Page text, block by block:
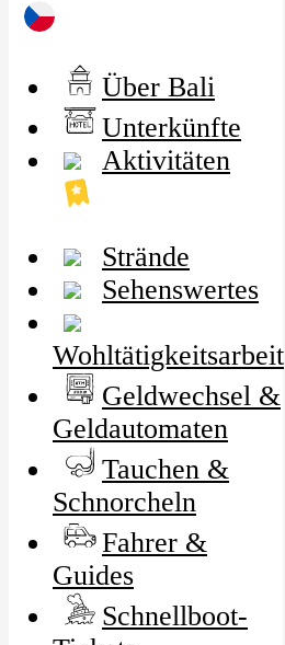
Über Bali
Unterkünfte
Aktivitäten
Strände
Sehenswertes
Wohltätigkeitsarbeit
Geldwechsel &
Geldautomaten
Tauchen &
Schnorcheln
Fahrer &
Guides
Schnellboot-